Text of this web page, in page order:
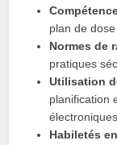
plan de
Normes de
pratiques
Utilisation
planification
électroniques.
Habiletés